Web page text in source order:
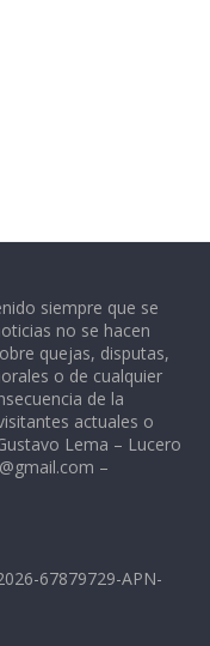
siempre que se
no se hacen
quejas, disputas,
o de cualquier
de la
actuales o
Lema – Lucero
–
67879729-APN-